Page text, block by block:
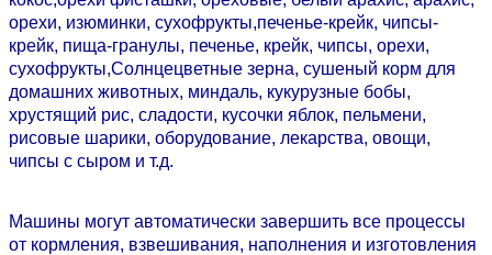
орехи, изюминки, сухофрукты,печенье-крейк, чипсы-
крейк, пища-гранулы, печенье, крейк, чипсы, орехи,
сухофрукты,Солнцецветные зерна, сушеный корм для
домашних животных, миндаль, кукурузные бобы,
хрустящий рис, сладости, кусочки яблок, пельмени,
рисовые шарики, оборудование, лекарства, овощи,
чипсы с сыром и т.д.
Машины могут автоматически завершить все процессы
от кормления, взвешивания, наполнения и изготовления